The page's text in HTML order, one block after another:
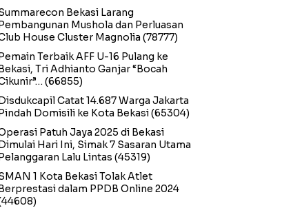
Bekasi Larang
Mushola dan Perluasan
House Cluster Magnolia (78777)
Terbaik AFF U-16 Pulang ke
Tri Adhianto Ganjar “Bocah
(66855)
Catat 14.687 Warga Jakarta
Domisili ke Kota Bekasi(65304)
Patuh Jaya 2025 di Bekasi
Hari Ini, Simak 7 Sasaran Utama
Lalu Lintas (45319)
1 Kota Bekasi Tolak Atlet
dalam PPDB Online 2024